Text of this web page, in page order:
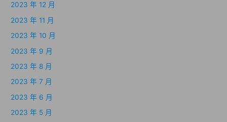
2023 年 12 月
2023 年 11 月
2023 年 10 月
2023 年 9 月
2023 年 8 月
2023 年 7 月
2023 年 6 月
2023 年 5 月